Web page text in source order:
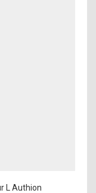
L Authion